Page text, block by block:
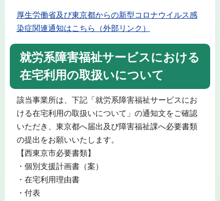
厚生労働省及び東京都からの新型コロナウイルス感
染症関連通知はこちら（外部リンク）
就労系障害福祉サービスにおける
在宅利用の取扱いについて
該当事業所は、下記「就労系障害福祉サービスにお
ける在宅利用の取扱いについて」の通知文をご確認
いただき、東京都へ届出及び障害福祉課へ必要書類
の提出をお願いいたします。
【西東京市必要書類】
・個別支援計画書（案）
・在宅利用理由書
・付表